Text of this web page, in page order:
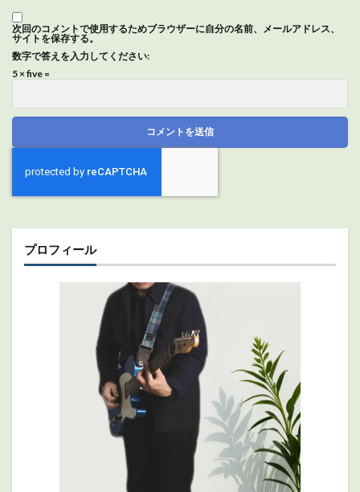
次回のコメントで使用するためブラウザーに自分の名前、メールアドレス、
サイトを保存する。
数字で答えを入力してください:
5 × five =
プロフィール